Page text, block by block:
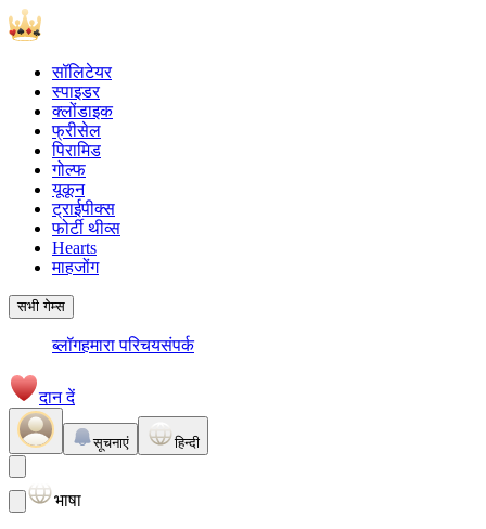
सॉलिटेयर
स्पाइडर
क्लोंडाइक
फ्रीसेल
पिरामिड
गोल्फ
यूकून
ट्राईपीक्स
फोर्टी थीव्स
Hearts
माहजोंग
सभी गेम्स
ब्लॉगहमारा परिचयसंपर्क
दान दें
सूचनाएं हिन्दी
भाषा